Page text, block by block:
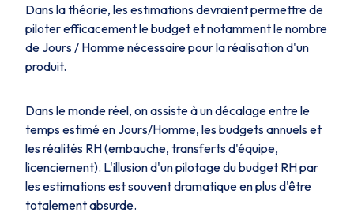
Dans la théorie, les estimations devraient permettre de
piloter efficacement le budget et notamment le nombre
de Jours / Homme nécessaire pour la réalisation d'un
produit.
Dans le monde réel, on assiste à un décalage entre le
temps estimé en Jours/Homme, les budgets annuels et
les réalités RH (embauche, transferts d'équipe,
licenciement). L'illusion d'un pilotage du budget RH par
les estimations est souvent dramatique en plus d'être
totalement absurde.